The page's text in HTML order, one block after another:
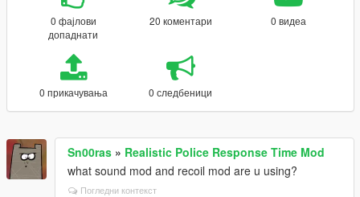
0 фајлови
допаднати
20 коментари 0 видеа
0 прикачувања 0 следбеници
Sn00ras » Realistic Police Response Time Mod
what sound mod and recoil mod are u using?
Погледни контекст